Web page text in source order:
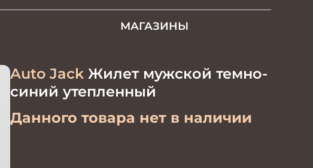
МАГАЗИНЫ
Auto JackЖилет мужской темно-
синий утепленный
Данного товара нет в наличии